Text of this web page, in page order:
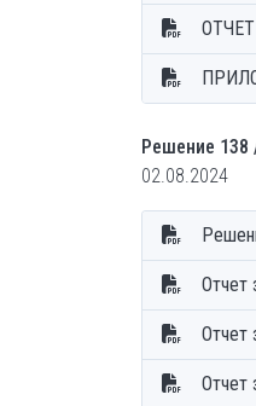
Решение 138
02.08.2024
Отчет
Отчет